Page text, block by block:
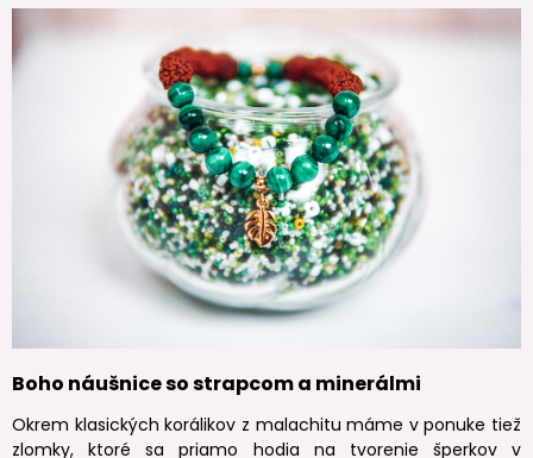
Boho náušnice so strapcom a minerálmi
Okrem klasických korálikov z malachitu máme v ponuke tiež
zlomky, ktoré sa priamo hodia na tvorenie šperkov v